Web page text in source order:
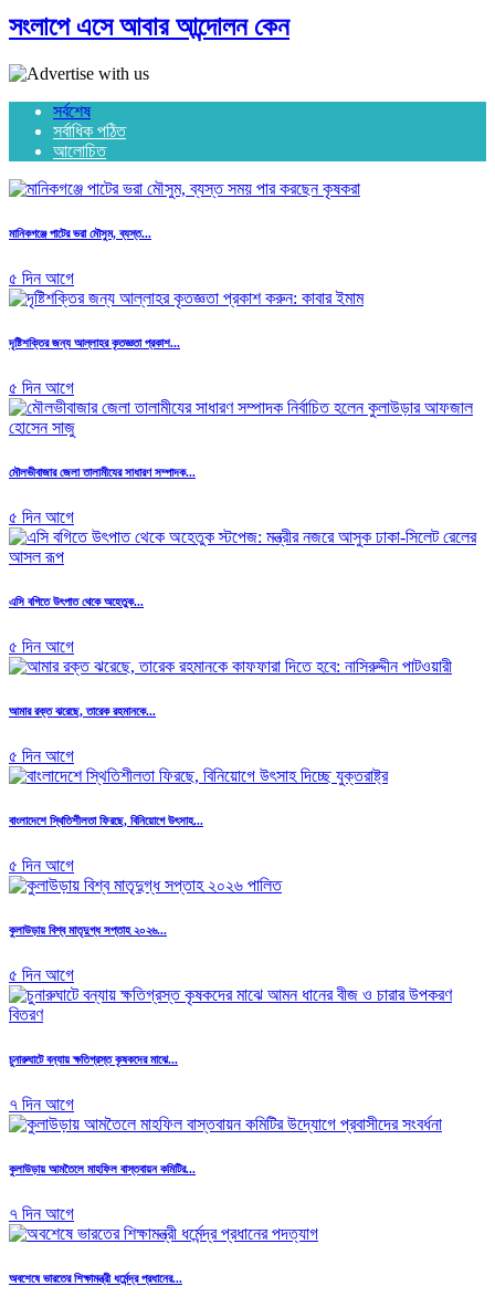
সংলাপে এসে আবার আন্দোলন কেন
সর্বশেষ
সর্বাধিক পঠিত
আলোচিত
মানিকগঞ্জে পাটের ভরা মৌসুম, ব্যস্ত...
৫ দিন আগে
দৃষ্টিশক্তির জন্য আল্লাহর কৃতজ্ঞতা প্রকাশ...
৫ দিন আগে
মৌলভীবাজার জেলা তালামীযের সাধারণ সম্পাদক...
৫ দিন আগে
এসি বগিতে উৎপাত থেকে অহেতুক...
৫ দিন আগে
আমার রক্ত ঝরেছে, তারেক রহমানকে...
৫ দিন আগে
বাংলাদেশে স্থিতিশীলতা ফিরছে, বিনিয়োগে উৎসাহ...
৫ দিন আগে
কুলাউড়ায় বিশ্ব মাতৃদুগ্ধ সপ্তাহ ২০২৬...
৫ দিন আগে
চুনারুঘাটে বন্যায় ক্ষতিগ্রস্ত কৃষকদের মাঝে...
৭ দিন আগে
কুলাউড়ায় আমতৈলে মাহফিল বাস্তবায়ন কমিটির...
৭ দিন আগে
অবশেষে ভারতের শিক্ষামন্ত্রী ধর্মেন্দ্র প্রধানের...